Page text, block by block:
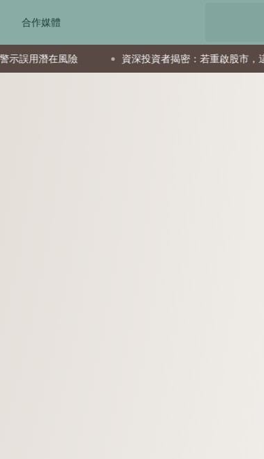
合作媒體
資深投資者揭密：若重啟股市，這兩檔ETF會是首選